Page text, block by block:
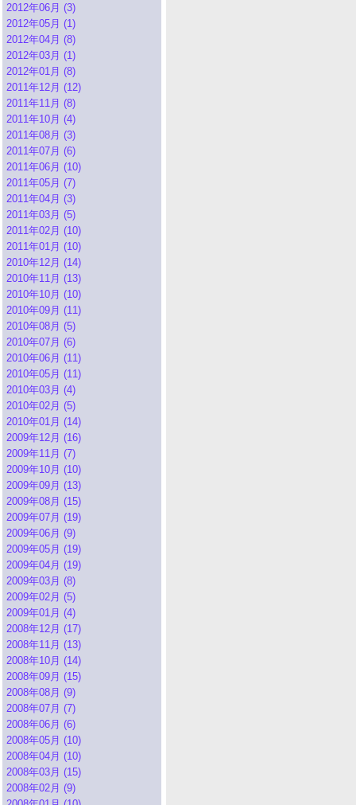
2012年06月 (3)
2012年05月 (1)
2012年04月 (8)
2012年03月 (1)
2012年01月 (8)
2011年12月 (12)
2011年11月 (8)
2011年10月 (4)
2011年08月 (3)
2011年07月 (6)
2011年06月 (10)
2011年05月 (7)
2011年04月 (3)
2011年03月 (5)
2011年02月 (10)
2011年01月 (10)
2010年12月 (14)
2010年11月 (13)
2010年10月 (10)
2010年09月 (11)
2010年08月 (5)
2010年07月 (6)
2010年06月 (11)
2010年05月 (11)
2010年03月 (4)
2010年02月 (5)
2010年01月 (14)
2009年12月 (16)
2009年11月 (7)
2009年10月 (10)
2009年09月 (13)
2009年08月 (15)
2009年07月 (19)
2009年06月 (9)
2009年05月 (19)
2009年04月 (19)
2009年03月 (8)
2009年02月 (5)
2009年01月 (4)
2008年12月 (17)
2008年11月 (13)
2008年10月 (14)
2008年09月 (15)
2008年08月 (9)
2008年07月 (7)
2008年06月 (6)
2008年05月 (10)
2008年04月 (10)
2008年03月 (15)
2008年02月 (9)